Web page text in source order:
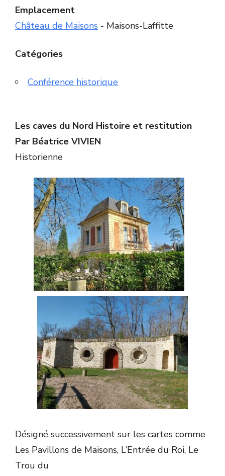
Emplacement
Château de Maisons - Maisons-Laffitte
Catégories
Conférence historique
Les caves du Nord Histoire et restitution
Par Béatrice VIVIEN
Historienne
Désigné successivement sur les cartes comme
Les Pavillons de Maisons, L’Entrée du Roi, Le
Trou du